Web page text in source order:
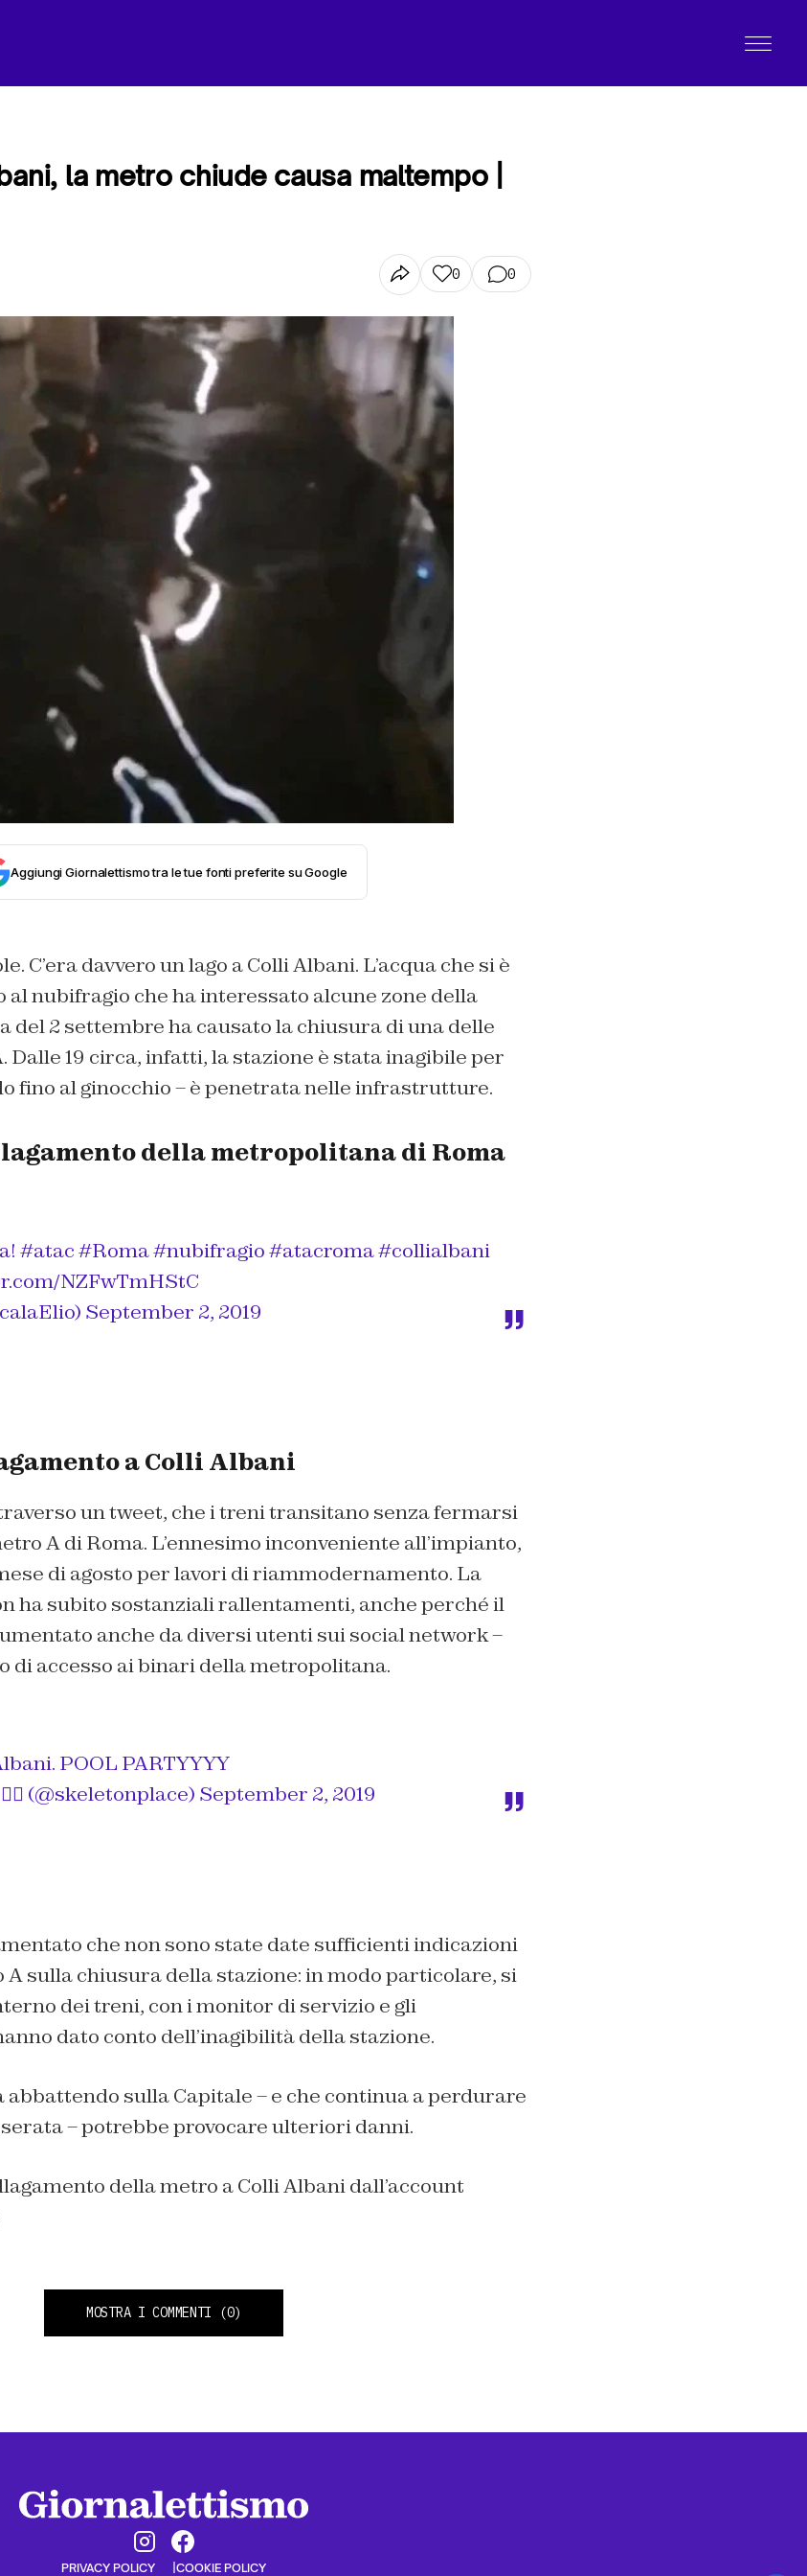
la metro chiude causa maltempo |
0 0
Aggiungi Giornalettismo tra le tue fonti preferite su Google
C’era davvero un lago a Colli Albani. L’acqua che si è
al nubifragio che ha interessato alcune zone della
del 2 settembre ha causato la chiusura di una delle
Dalle 19 circa, infatti, la stazione è stata inagibile per
fino al ginocchio – è penetrata nelle infrastrutture.
della metropolitana di Roma
#atac#Roma#nubifragio#atacroma#collialbani
NZFwTmHStC
September 2, 2019
a Colli Albani
un tweet, che i treni transitano senza fermarsi
A di Roma. L’ennesimo inconveniente all’impianto,
di agosto per lavori di riammodernamento. La
ha subito sostanziali rallentamenti, anche perché il
anche da diversi utenti sui social network –
di accesso ai binari della metropolitana.
POOL PARTYYYY
(@skeletonplace) September 2, 2019
che non sono state date sufficienti indicazioni
sulla chiusura della stazione: in modo particolare, si
dei treni, con i monitor di servizio e gli
dato conto dell’inagibilità della stazione.
sulla Capitale – e che continua a perdurare
– potrebbe provocare ulteriori danni.
della metro a Colli Albani dall’account
MOSTRA I COMMENTI (0)
PRIVACY POLICY COOKIE POLICY